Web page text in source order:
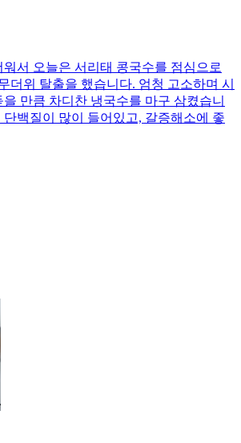
서 오늘은 서리태 콩국수를 점심으로
더위 탈출을 했습니다. 엄청 고소하며 시
만큼 차디찬 냉국수를 마구 삼켰습니
백질이 많이 들어있고, 갈증해소에 좋